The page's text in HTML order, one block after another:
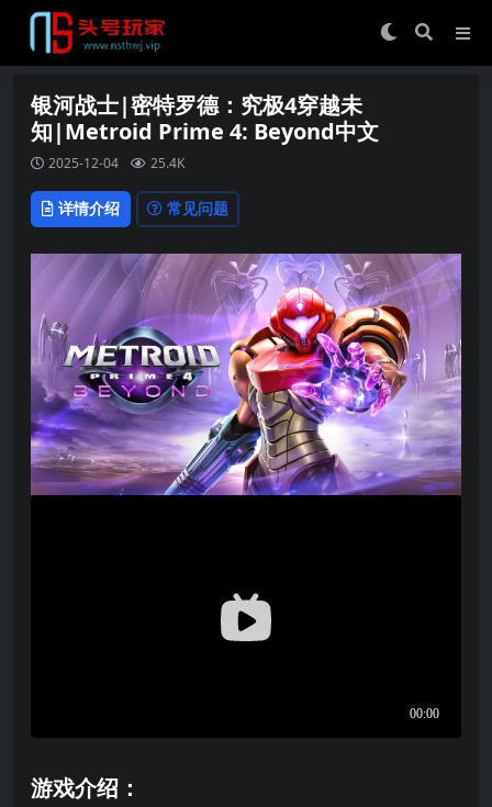
银河战士|密特罗德：究极4穿越未
知|Metroid Prime 4: Beyond中文
2025-12-04 25.4K
详情介绍 常见问题
游戏介绍：